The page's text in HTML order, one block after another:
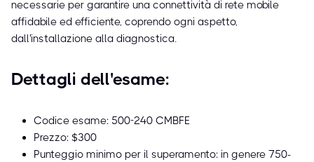
necessarie per garantire una connettività di rete mobile
affidabile ed efficiente, coprendo ogni aspetto,
dall'installazione alla diagnostica.
Dettagli dell'esame:
Codice esame: 500-240 CMBFE
Prezzo: $300
Punteggio minimo per il superamento: in genere 750-